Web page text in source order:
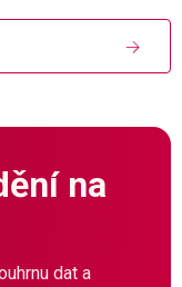
na
dat a